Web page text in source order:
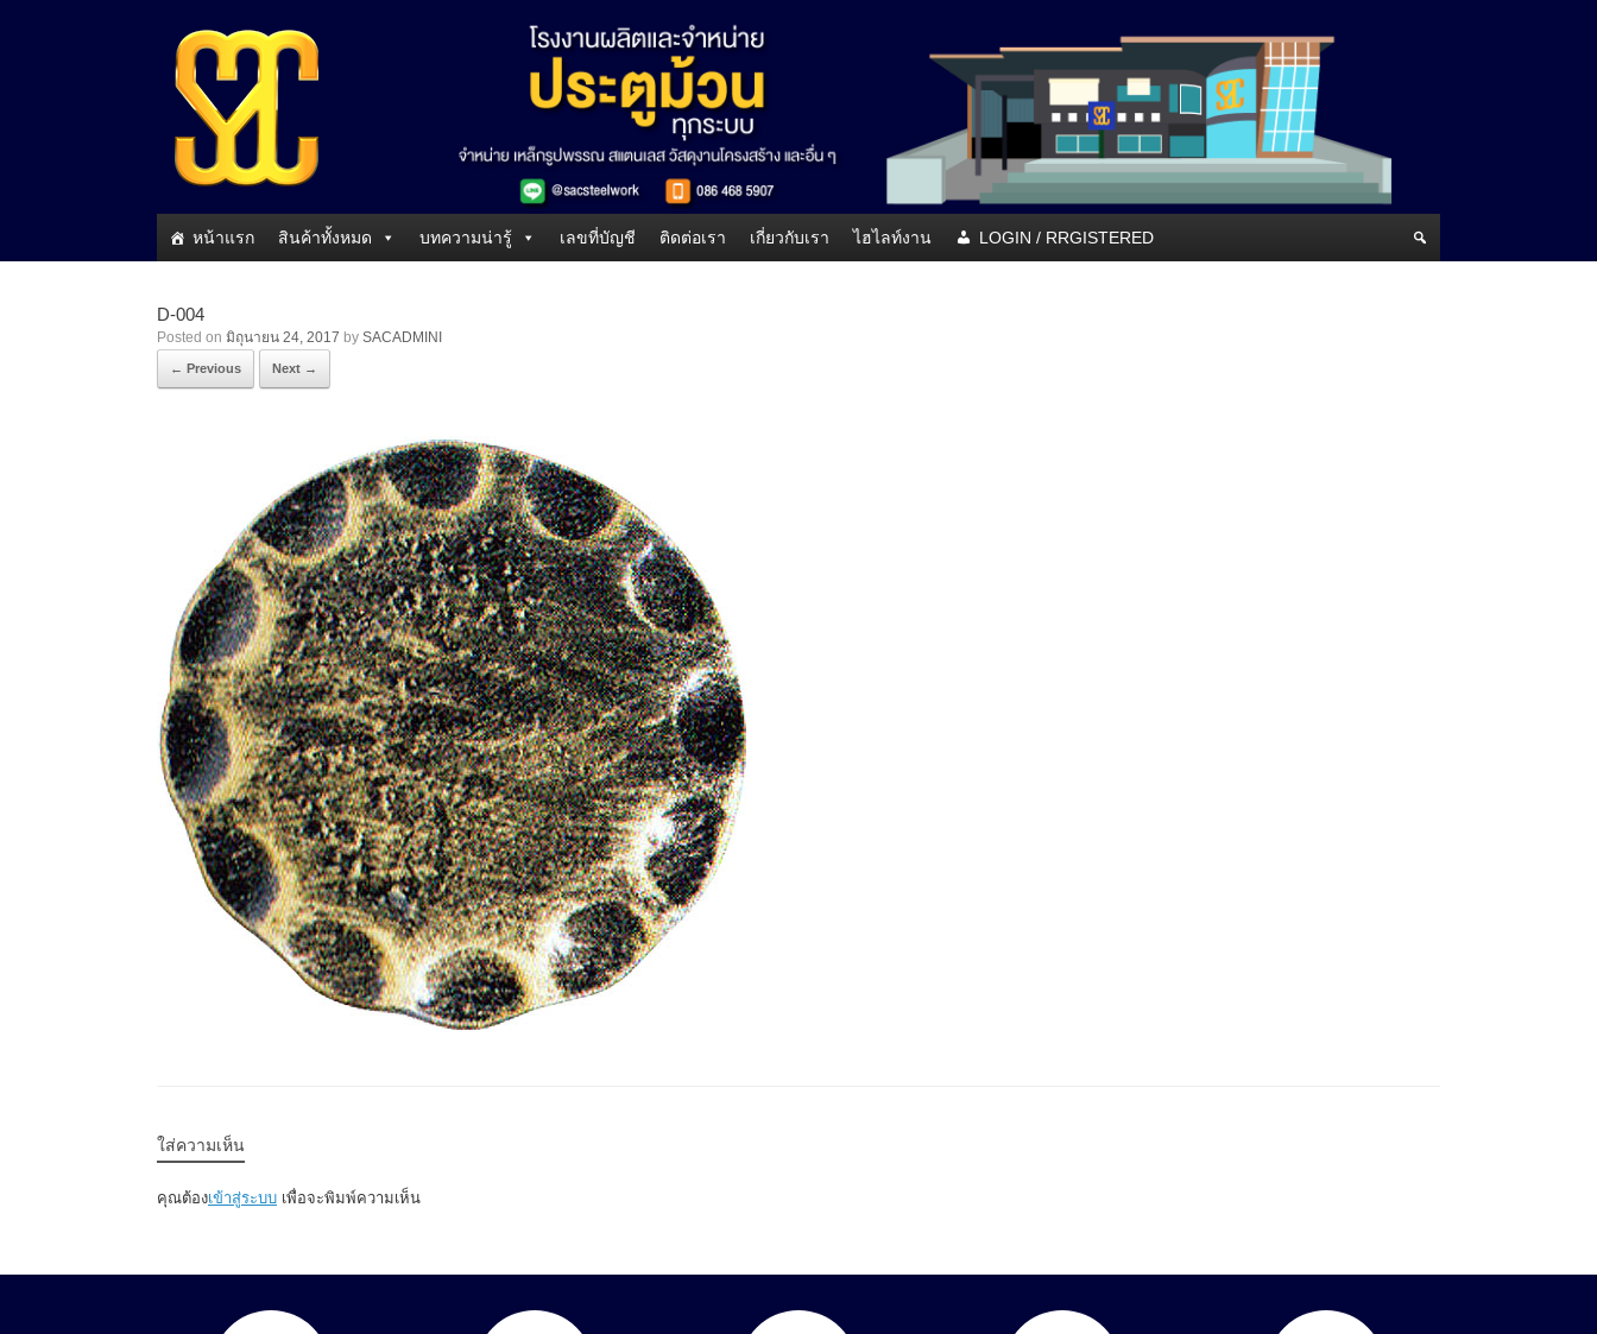
หน้าแรก สินค้าทั้งหมด บทความน่ารู้ เลขที่บัญชี ติดต่อเรา เกี่ยวกับเรา ไฮไลท์งาน LOGIN / RRGISTERED
D-004
Posted on มิถุนายน 24, 2017 by SACADMINI
← Previous Next →
ใส่ความเห็น
คุณต้องเข้าสู่ระบบ เพื่อจะพิมพ์ความเห็น